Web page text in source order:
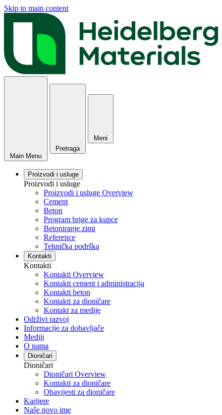
Skip to main content
Main Menu
Pretraga
Meni
Proizvodi i usluge
Proizvodi i usluge
Proizvodi i usluge Overview
Cement
Beton
Program brige za kupce
Betoniranje zimi
Reference
Tehnička podrška
Kontakti
Kontakti
Kontakti Overview
Kontakti cement i administracija
Kontakti beton
Kontakti za dioničare
Kontakt za medije
Održivi razvoj
Informacije za dobavljače
Mediji
O nama
Dioničari
Dioničari
Dioničari Overview
Kontakti za dioničare
Obavijesti za dioničare
Karijere
Naše novo ime